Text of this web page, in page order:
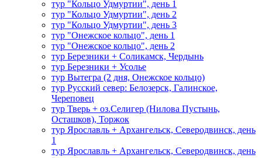
тур "Кольцо Удмуртии", день 1
тур "Кольцо Удмуртии", день 2
тур "Кольцо Удмуртии", день 3
тур "Онежское кольцо", день 1
тур "Онежское кольцо", день 2
тур Березники + Соликамск, Чердынь
тур Березники + Усолье
тур Вытегра (2 дня, Онежское кольцо)
тур Русский север: Белозерск, Галинское,
Череповец
тур Тверь + оз.Селигер (Нилова Пустынь,
Осташков), Торжок
тур Ярославль + Архангельск, Северодвинск, день
1
тур Ярославль + Архангельск, Северодвинск, день